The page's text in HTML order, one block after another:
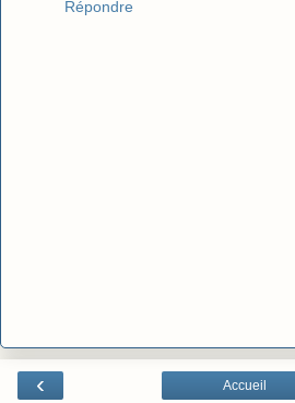
Répondre
‹ Accueil